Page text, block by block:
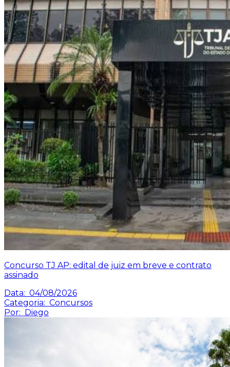
Concurso TJ AP: edital de juiz em breve e contrato
assinado
Data: 04/08/2026
Categoria: Concursos
Por: Diego